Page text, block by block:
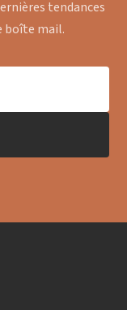
tendances
boîte mail.